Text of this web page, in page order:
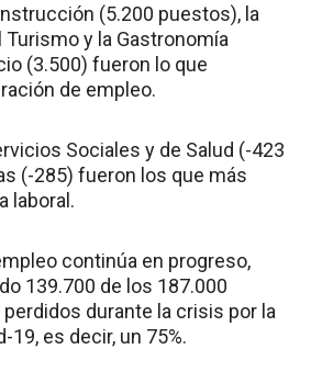
(5.200 puestos), la
Turismo y la Gastronomía
(3.500) fueron lo que
de empleo.
Sociales y de Salud (-423
(-285) fueron los que más
laboral.
continúa en progreso,
139.700 de los 187.000
durante la crisis por la
19, es decir, un 75%.